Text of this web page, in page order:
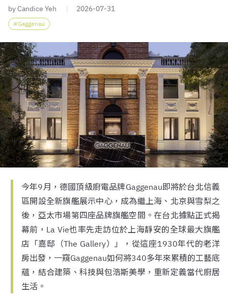
by Candice Yeh 2026-07-31
Gaggenau
今年9月，德國頂級廚電品牌Gaggenau即將於台北信義
區開設全新旗艦展示中心，成為繼上海、北京與雪梨之
後，亞太市場第四座品牌旗艦空間。在台北據點正式揭
幕前，La Vie也率先走訪位於上海靜安的全球最大旗艦
店「嘉邸（The Gallery）」，從這座1930年代的老洋
房出發，一窺Gaggenau如何將340多年來累積的工藝底
蘊，結合建築、科技與包浩斯美學，重新定義當代廚居
生活。